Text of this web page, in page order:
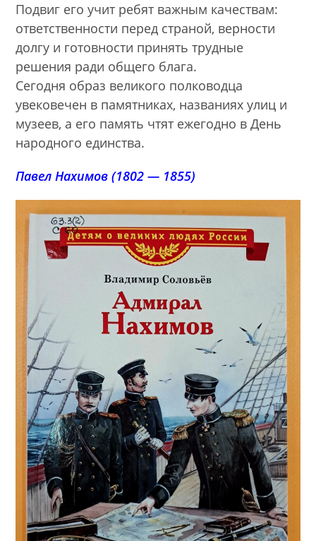
Подвиг его учит ребят важным качествам:
ответственности перед страной, верности
долгу и готовности принять трудные
решения ради общего блага.
Сегодня образ великого полководца
увековечен в памятниках, названиях улиц и
музеев, а его память чтят ежегодно в День
народного единства.
Павел Нахимов (1802 — 1855)